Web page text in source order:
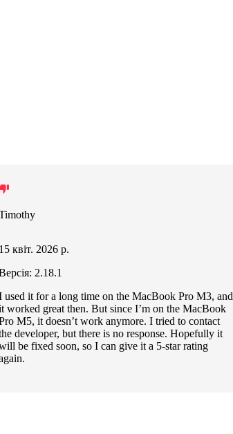
15 квіт. 2026 р.
2.18.1
used it for a long time on the MacBook Pro M3, and
worked great then. But since I’m on the MacBook
M5, it doesn’t work anymore. I tried to contact
developer, but there is no response. Hopefully it
be fixed soon, so I can give it a 5-star rating